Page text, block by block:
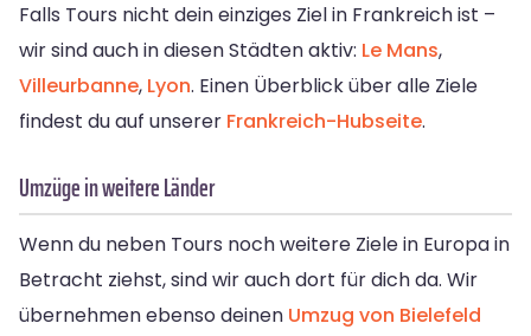
Falls Tours nicht dein einziges Ziel in Frankreich ist –
wir sind auch in diesen Städten aktiv: Le Mans,
Villeurbanne, Lyon. Einen Überblick über alle Ziele
findest du auf unserer Frankreich-Hubseite.
Umzüge in weitere Länder
Wenn du neben Tours noch weitere Ziele in Europa in
Betracht ziehst, sind wir auch dort für dich da. Wir
übernehmen ebenso deinen Umzug von Bielefeld